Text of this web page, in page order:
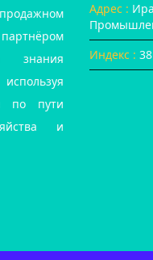
знания
по пути
и
Адрес :
Индекс :